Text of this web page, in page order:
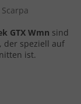
von 5 Sternen.
Scarpa
GTX Wmn sind
der speziell auf
ist.